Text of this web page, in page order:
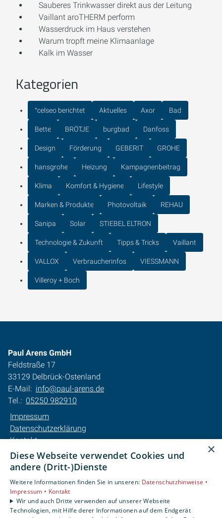
Sauberes Trinkwasser direkt aus der Leitung
Vaillant aroTHERM perform
Wasserdruck im Haus verstehen
Warum tropft meine Klimaanlage
Kalk im Wasser
Kategorien
°celseo berichtet Aktuelles Axor Bad
Bette BRÖTJE burgbad Danfoss
Design Förderung GEBERIT GROHE
hansgrohe Heizung Kampagnenbeitrag
Klima Komfort & Hygiene Lifestyle
Marken & Produkte Photovoltaik REHAU
Sanipa Solar STIEBEL ELTRON
Technologie & Zukunft Tipps & Tricks Vaillant
VALLOX Verbraucherinfos VIESSMANN
Villeroy + Boch
Paul Arens GmbH
Feldstraße 17
33129 Delbrück-Ostenland
E-Mail: info@paul-arens.de
Tel.: 05250 982910
Impressum
Datenschutzerklärung
Kontakt
Barrierefreiheitserklärung
Privatkunden
Karriere
Unternehmen
×
Diese Webseite verwendet Cookies und
andere (Dritt-)Dienste
Weitere Informationen finden Sie in unseren: Datenschutzhinweise •
Impressum • Kontakt
Wir und auch Dritte verwenden auf unserer Webseite
Technologien, mit Hilfe derer Informationen auf dem Endgerät